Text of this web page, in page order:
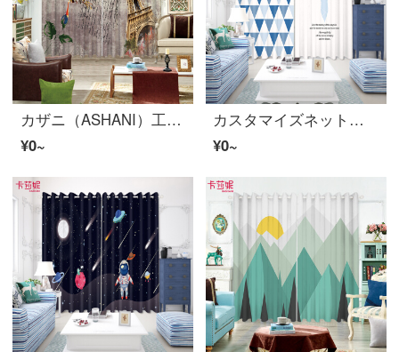
カザニ（ASHANI）工業風パリタワー遮光カーテンカーテンカーテンカーテンカーテンリビングルームレストランktvブースカスタマイズ個性的なベランダ翻り窓現代エッフェル塔のバラ幅5メートルホックカーテン（2.6-2.9メートルの窓に適しています）
¥0~
カスタマイズネットの赤いトナカイのカーテンの布の紗北欧ins格子の縞模様の寝室の客間の清新なマンションの寮の遮光B 0402-北欧のトナカイの布-穴あけの幅の1メートルの価格/何メートルの撮影を要しますか？
¥0~